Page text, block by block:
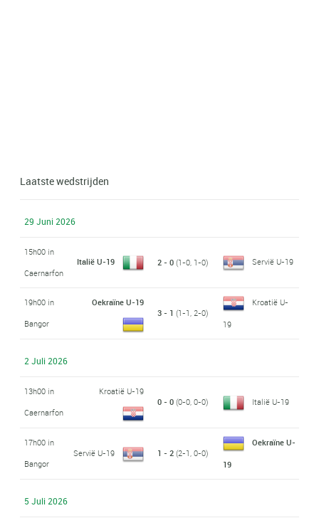
Laatste wedstrijden
29 Juni 2026
15h00 in
Caernarfon
Italië U-19 2 - 0 (1-0, 1-0) Servië U-19
19h00 in
Bangor
Oekraïne U-19
3 - 1 (1-1, 2-0)
Kroatië U-
19
2 Juli 2026
13h00 in
Caernarfon
Kroatië U-19
0 - 0 (0-0, 0-0) Italië U-19
17h00 in
Bangor
Servië U-19 1 - 2 (2-1, 0-0)
Oekraïne U-
19
5 Juli 2026